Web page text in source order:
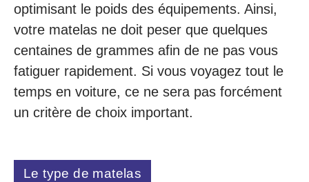
optimisant le poids des équipements. Ainsi,
votre matelas ne doit peser que quelques
centaines de grammes afin de ne pas vous
fatiguer rapidement. Si vous voyagez tout le
temps en voiture, ce ne sera pas forcément
un critère de choix important.
Le type de matelas